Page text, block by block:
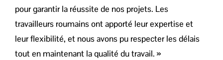
pour garantir la réussite de nos projets. Les
travailleurs roumains ont apporté leur expertise et
leur flexibilité, et nous avons pu respecter les délais
tout en maintenant la qualité du travail. »